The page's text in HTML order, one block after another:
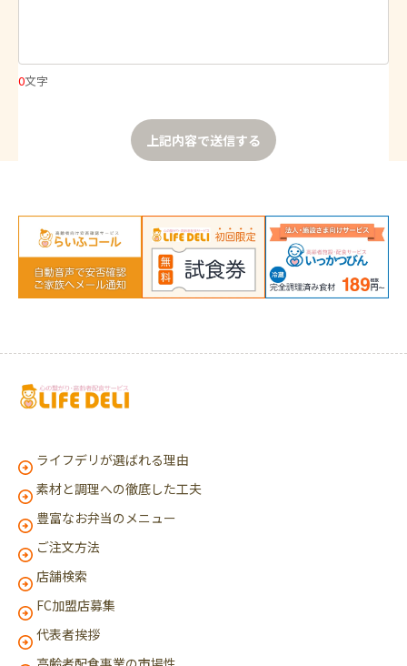
0文字
上記内容で送信する
ライフデリが選ばれる理由
素材と調理への徹底した工夫
豊富なお弁当のメニュー
ご注文方法
店舗検索
FC加盟店募集
代表者挨拶